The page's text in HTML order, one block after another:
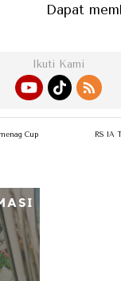
Dapat membaca
Ikuti Kami
Cup
RS IA